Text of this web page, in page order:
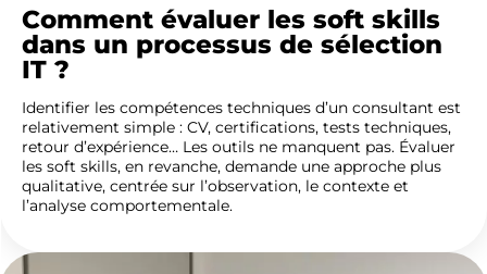
Comment évaluer les soft skills
dans un processus de sélection
IT ?
Identifier les compétences techniques d’un consultant est
relativement simple : CV, certifications, tests techniques,
retour d’expérience… Les outils ne manquent pas. Évaluer
les soft skills, en revanche, demande une approche plus
qualitative, centrée sur l’observation, le contexte et
l’analyse comportementale.